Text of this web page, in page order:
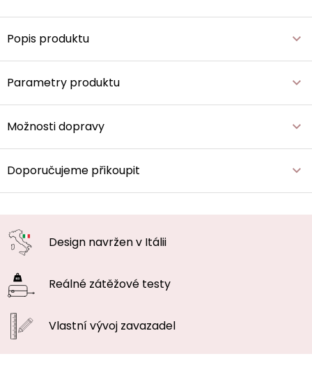
Popis produktu
Parametry produktu
Možnosti dopravy
Doporučujeme přikoupit
Design navrženv Itálii
Reálné zátěžové testy
Vlastní vývoj zavazadel